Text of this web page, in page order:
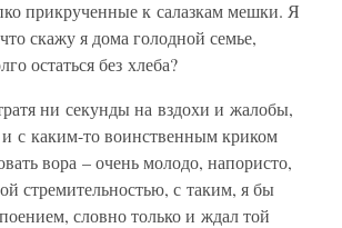
прикрученные к салазкам мешки. Я
скажу я дома голодной семье,
остаться без хлеба?
ни секунды на вздохи и жалобы,
и с каким-то воинственным криком
вора – очень молодо, напористо,
стремительностью, с таким, я бы
словно только и ждал той